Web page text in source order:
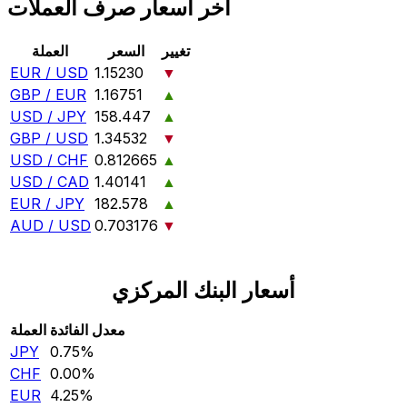
آخر أسعار صرف العملات
العملة السعر
تغيير
EUR / USD 1.15230
▼
GBP / EUR 1.16751
▲
USD / JPY 158.447
▲
GBP / USD 1.34532
▼
USD / CHF 0.812665 ▲
USD / CAD 1.40141
▲
EUR / JPY 182.578
▲
AUD / USD 0.703176 ▼
أسعار البنك المركزي
العملة معدل الفائدة
JPY 0.75‎%‎
CHF 0.00‎%‎
EUR 4.25‎%‎